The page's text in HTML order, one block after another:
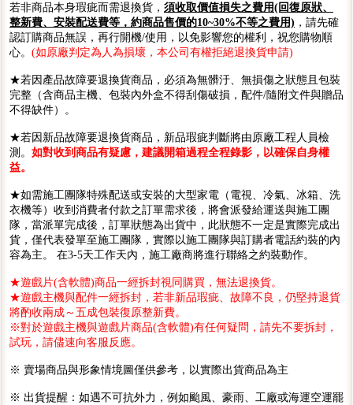
若非商品本身瑕疵而需退換貨， 須收取價值損失之費用(回復原狀、
整新費、安裝配送費等，約商品售價的10~30%不等之費用) ，請先確
認訂購商品無誤，再行開機/使用，以免影響您的權利，祝您購物順
心。 (如原廠判定為人為損壞，本公司有權拒絕退換貨申請)
★若因產品故障要退換貨商品，必須為無髒汙、無損傷之狀態且包裝
完整（含商品主機、包裝內外盒不得刮傷破損，配件/隨附文件與贈品
不得缺件）。
★若因新品故障要退換貨商品，新品瑕疵判斷將由原廠工程人員檢
測。 如對收到商品有疑慮，建議開箱過程全程錄影，以確保自身權
益。
★如需施工團隊特殊配送或安裝的大型家電（電視、冷氣、冰箱、洗
衣機等）收到消費者付款之訂單需求後，將會派發給運送與施工團
隊，當派單完成後，訂單狀態為出貨中，此狀態不一定是實際完成出
貨，僅代表發單至施工團隊，實際以施工團隊與訂購者電話約裝的內
容為主。 在3-5天工作天內，施工廠商將進行聯絡之約裝動作。
★遊戲片(含軟體)商品一經拆封視同購買，無法退換貨。
★遊戲主機與配件一經拆封，若非新品瑕疵、故障不良，仍堅持退貨
將酌收兩成～五成包裝復原整新費。
※對於遊戲主機與遊戲片商品(含軟體)有任何疑問，請先不要拆封，
試玩，請儘速向客服反應。
※ 賣場商品與形象情境圖僅供參考，以實際出貨商品為主
※ 出貨提醒：如遇不可抗外力，例如颱風、豪雨、工廠或海運空運罷